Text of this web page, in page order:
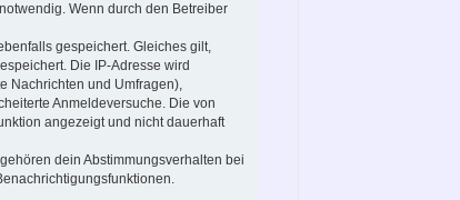
Wenn durch den Betreiber
gespeichert. Gleiches gilt,
Die IP-Adresse wird
Nachrichten und Umfragen),
Anmeldeversuche. Die von
angezeigt und nicht dauerhaft
dein Abstimmungsverhalten bei